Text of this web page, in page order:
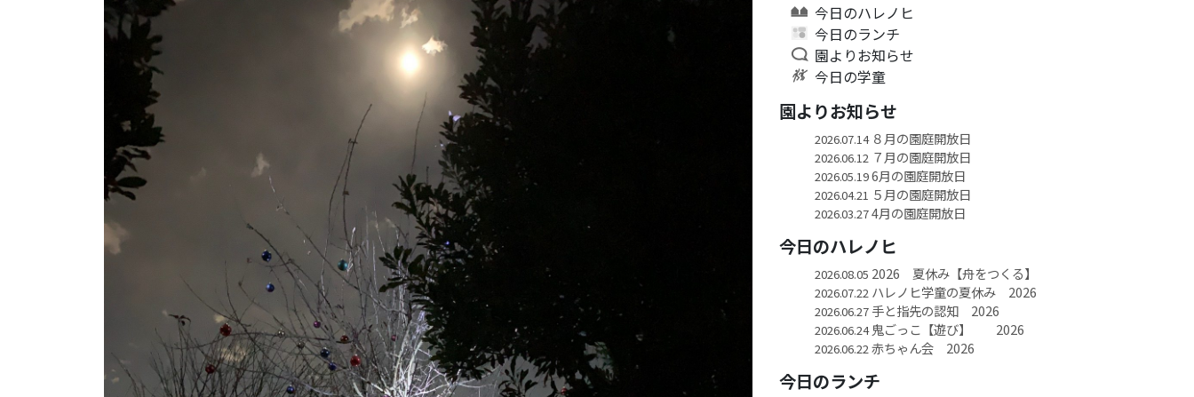
今日のハレノヒ
今日のランチ
園よりお知らせ
今日の学童
園よりお知らせ
2026.07.14８月の園庭開放日
2026.06.12 ７月の園庭開放日
2026.05.196月の園庭開放日
2026.04.21 ５月の園庭開放日
2026.03.274月の園庭開放日
今日のハレノヒ
2026.08.05 2026 夏休み【舟をつくる】
2026.07.22 ハレノヒ学童の夏休み 2026
2026.06.27手と指先の認知 2026
2026.06.24鬼ごっこ【遊び】 2026
2026.06.22 赤ちゃん会 2026
今日のランチ